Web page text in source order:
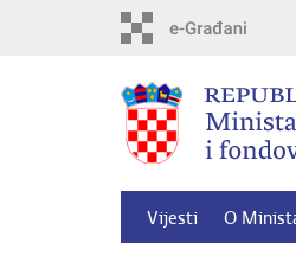
Vijesti O